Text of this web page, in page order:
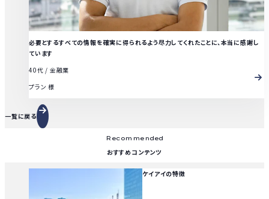
必要とするすべての情報を確実に得られるよう尽力して​​くれたことに、本当に感謝し
ています
40代 / 金融業
プラン 様
一覧に戻る
Recommended
おすすめコンテンツ
ケイアイの特徴